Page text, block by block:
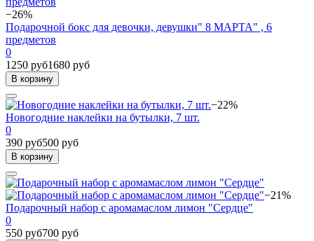
−26%
Подарочной бокс для девочки, девушки" 8 МАРТА" , 6
предметов
0
1250 руб1680 руб
В корзину
−22%
Новогодние наклейки на бутылки, 7 шт.
0
390 руб500 руб
В корзину
−21%
Подарочный набор с аромамаслом лимон "Сердце"
0
550 руб700 руб